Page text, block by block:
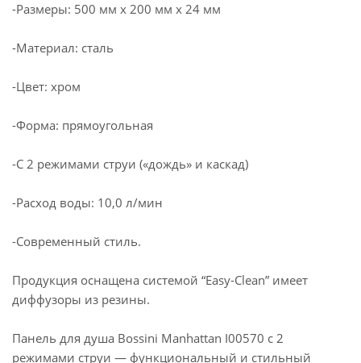
-Размеры: 500 мм х 200 мм х 24 мм
-Материал: сталь
-Цвет: хром
-Форма: прямоугольная
-С 2 режимами струи («дождь» и каскад)
-Расход воды: 10,0 л/мин
-Современный стиль.
Продукция оснащена системой “Easy-Clean” имеет
диффузоры из резины.
Панель для душа Bossini Manhattan I00570 с 2
режимами струи — функциональный и стильный